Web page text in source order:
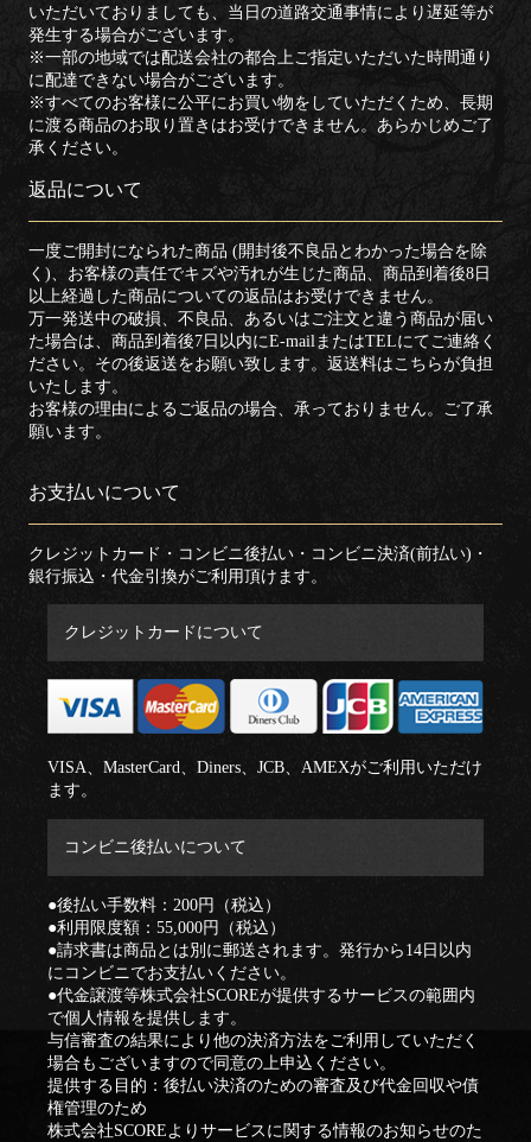
いただいておりましても、当日の道路交通事情により遅延等が
発生する場合がございます。
※一部の地域では配送会社の都合上ご指定いただいた時間通り
に配達できない場合がございます。
※すべてのお客様に公平にお買い物をしていただくため、長期
に渡る商品のお取り置きはお受けできません。あらかじめご了
承ください。
返品について
一度ご開封になられた商品 (開封後不良品とわかった場合を除
く)、お客様の責任でキズや汚れが生じた商品、商品到着後8日
以上経過した商品についての返品はお受けできません。
万一発送中の破損、不良品、あるいはご注文と違う商品が届い
た場合は、商品到着後7日以内にE-mailまたはTELにてご連絡く
ださい。その後返送をお願い致します。返送料はこちらが負担
いたします。
お客様の理由によるご返品の場合、承っておりません。ご了承
願います。
お支払いについて
クレジットカード・コンビニ後払い・コンビニ決済(前払い)・
銀行振込・代金引換がご利用頂けます。
クレジットカードについて
VISA、MasterCard、Diners、JCB、AMEXがご利用いただけ
ます。
コンビニ後払いについて
●後払い手数料：200円（税込）
●利用限度額：55,000円（税込）
●請求書は商品とは別に郵送されます。発行から14日以内
にコンビニでお支払いください。
●代金譲渡等株式会社SCOREが提供するサービスの範囲内
で個人情報を提供します。
与信審査の結果により他の決済方法をご利用していただく
場合もございますので同意の上申込ください。
提供する目的：後払い決済のための審査及び代金回収や債
権管理のため
株式会社SCOREよりサービスに関する情報のお知らせのた